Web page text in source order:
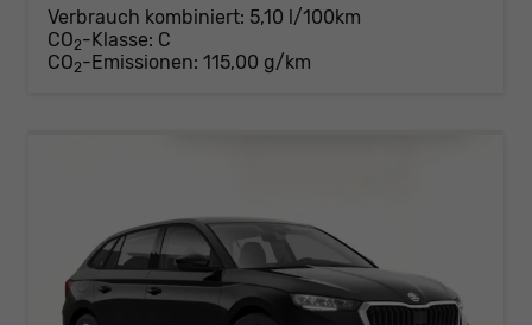
Verbrauch kombiniert: 5,10 l/100km
CO2-Klasse: C
CO2-Emissionen: 115,00 g/km